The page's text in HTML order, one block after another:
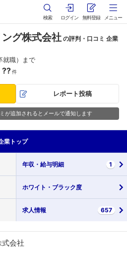
検索 ログイン 無料登録 メニュー
グ株式会社 の評判・口コミ 企業
就職）まで
??件
レポート投稿
が追加されるとメールで通知します
業 トップ
年収・ 給与明細 1
ホワイト・ ブラック度
求人情報 657
会社